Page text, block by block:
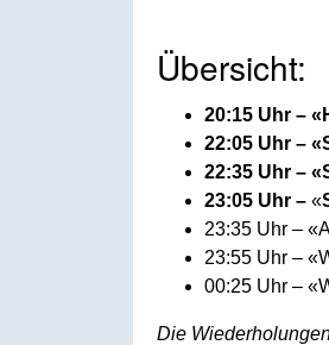
Übersicht:
20:15 Uhr –
22:05 Uhr –
22:35 Uhr –
23:05 Uhr – «
23:35 Uhr –
23:55 Uhr –
00:25 Uhr –
Die